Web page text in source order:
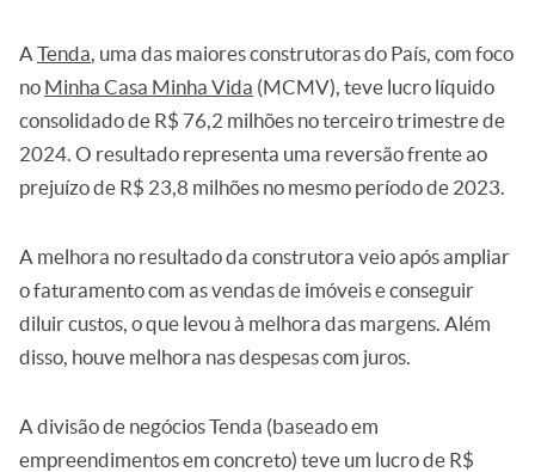
A Tenda, uma das maiores construtoras do País, com foco
no Minha Casa Minha Vida (MCMV), teve lucro líquido
consolidado de R$ 76,2 milhões no terceiro trimestre de
2024. O resultado representa uma reversão frente ao
prejuízo de R$ 23,8 milhões no mesmo período de 2023.
A melhora no resultado da construtora veio após ampliar
o faturamento com as vendas de imóveis e conseguir
diluir custos, o que levou à melhora das margens. Além
disso, houve melhora nas despesas com juros.
A divisão de negócios Tenda (baseado em
empreendimentos em concreto) teve um lucro de R$